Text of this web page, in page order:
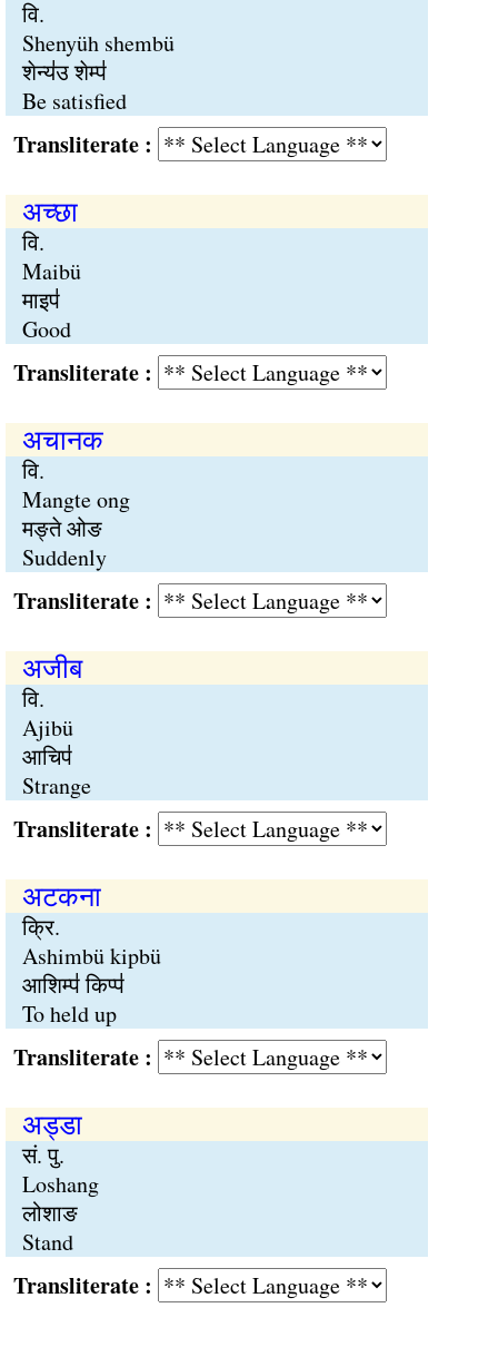
वि.
Shenyüh shembü
शेन्य॑उ शेम्प॑
Be satisfied
:
अच्छा
वि.
Maibü
माइप॑
Good
:
अचानक
वि.
Mangte ong
मङ्ते ओङ
Suddenly
:
अजीब
वि.
Ajibü
आचिप॑
Strange
:
अटकना
क्रि.
Ashimbü kipbü
आशिम्प॑ किप्प॑
To held up
:
अड्डा
सं. पु.
Loshang
लोशाङ
Stand
: